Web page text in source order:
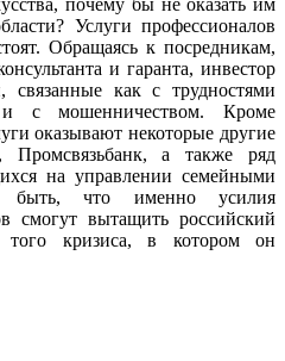
Услуги профессионалов
Обращаясь к посредникам,
и гаранта, инвестор
связанные как с трудностями
с мошенничеством. Кроме
оказывают некоторые другие
Промсвязьбанк, а также ряд
на управлении семейными
быть, что именно усилия
смогут вытащить российский
того кризиса, в котором он